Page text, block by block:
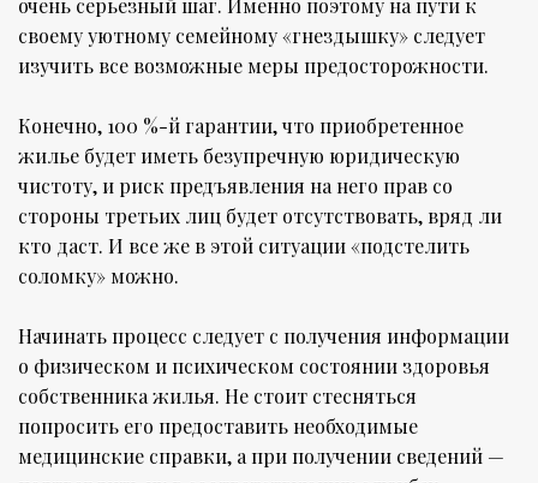
очень серьезный шаг. Именно поэтому на пути к
своему уютному семейному «гнездышку» следует
изучить все возможные меры предосторожности.
Конечно, 100 %-й гарантии, что приобретенное
жилье будет иметь безупречную юридическую
чистоту, и риск предъявления на него прав со
стороны третьих лиц будет отсутствовать, вряд ли
кто даст. И все же в этой ситуации «подстелить
соломку» можно.
Начинать процесс следует с получения информации
о физическом и психическом состоянии здоровья
собственника жилья. Не стоит стесняться
попросить его предоставить необходимые
медицинские справки, а при получении сведений —